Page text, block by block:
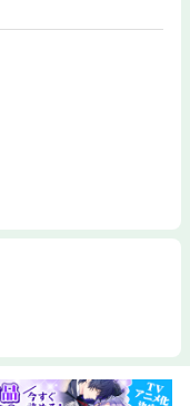
建造……、遂に最後の
く語られてきた臨海地区
描ききった都市開発スペ
士資格取得。1992年、
業容を拡大する。2006
リリアマーレ有明などの
に転身。本書と同時に